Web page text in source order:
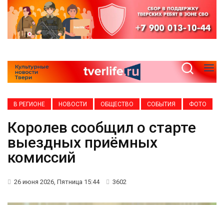
В РЕГИОНЕ НОВОСТИ ОБЩЕСТВО СОБЫТИЯ ФОТО
Королев сообщил о старте
выездных приёмных
комиссий
26 июня 2026, Пятница 15:44 3602